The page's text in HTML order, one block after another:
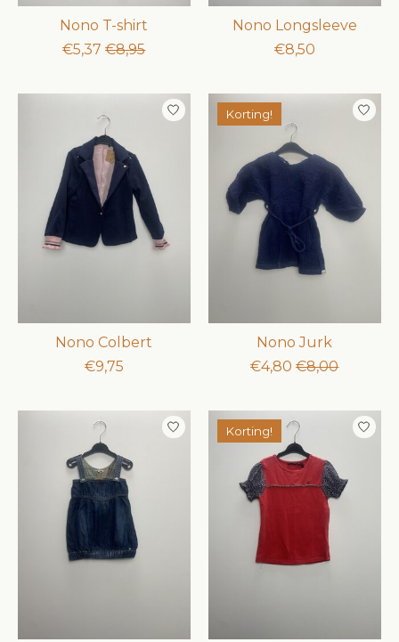
Nono T-shirt
€5,37 €8,95
Nono Longsleeve
€8,50
Nono Colbert
€9,75
Korting!
Nono Jurk
€4,80 €8,00
Korting!